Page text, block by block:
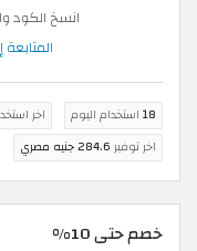
انسخ الكود
18 استخدام اليوم اخر
اخر توفير 284.6 جنيه مصري
خصم حتى 10%